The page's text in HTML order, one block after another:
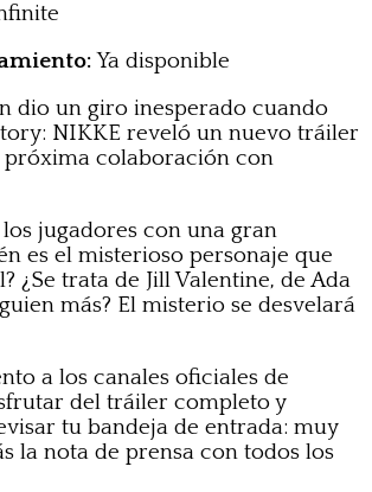
Ya disponible
dio un giro inesperado cuando
NIKKE reveló un nuevo tráiler
próxima colaboración con
jugadores con una gran
es el misterioso personaje que
¿Se trata de Jill Valentine, de Ada
más? El misterio se desvelará
a los canales oficiales de
del tráiler completo y
tu bandeja de entrada: muy
la nota de prensa con todos los